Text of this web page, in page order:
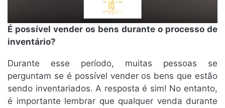
É possível vender os bens durante o processo de
inventário?
Durante esse período, muitas pessoas se
perguntam se é possível vender os bens que estão
sendo inventariados. A resposta é sim! No entanto,
é importante lembrar que qualquer venda durante